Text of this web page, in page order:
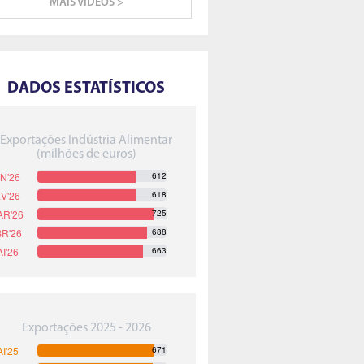
MAIS VIDEOS >
DADOS ESTATÍSTICOS
Exportações Indústria Alimentar
(milhões de euros)
612
618
725
688
663
Exportações 2025 - 2026
671